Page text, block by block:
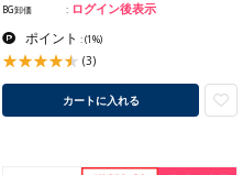
BG卸価 ログイン後表示
ポイント :(1%)
(3)
カートに入れる